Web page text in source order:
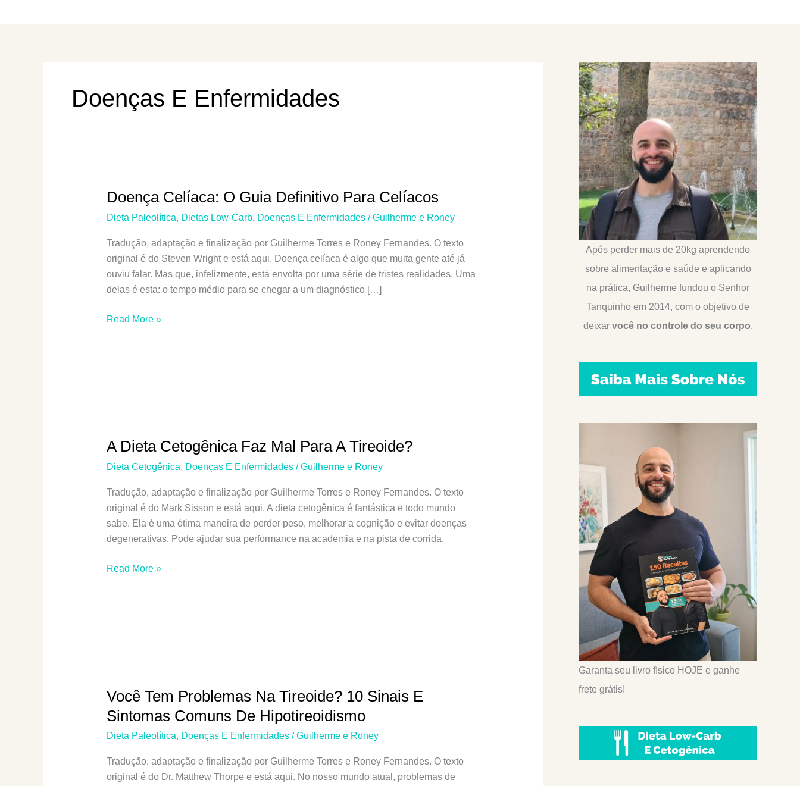
Doenças E Enfermidades
Doença Celíaca: O Guia Definitivo Para Celíacos
Dieta Paleolítica, Dietas Low-Carb, Doenças E Enfermidades/Guilherme e Roney
Tradução, adaptação e finalização por Guilherme Torres e Roney Fernandes. O texto
original é do Steven Wright e está aqui. Doença celíaca é algo que muita gente até já
ouviu falar. Mas que, infelizmente, está envolta por uma série de tristes realidades. Uma
delas é esta: o tempo médio para se chegar a um diagnóstico […]
Doença
Read More »
A Dieta Cetogênica Faz Mal Para A Tireoide?
Dieta Cetogênica, Doenças E Enfermidades/Guilherme e Roney
Tradução, adaptação e finalização por Guilherme Torres e Roney Fernandes. O texto
original é do Mark Sisson e está aqui. A dieta cetogênica é fantástica e todo mundo
sabe. Ela é uma ótima maneira de perder peso, melhorar a cognição e evitar doenças
degenerativas. Pode ajudar sua performance na academia e na pista de corrida.
A
Read More »
Você Tem Problemas Na Tireoide? 10 Sinais E
Sintomas Comuns De Hipotireoidismo
Dieta Paleolítica, Doenças E Enfermidades/Guilherme e Roney
Tradução, adaptação e finalização por Guilherme Torres e Roney Fernandes. O texto
original é do Dr. Matthew Thorpe e está aqui. No nosso mundo atual, problemas de
Após perder mais de 20kg aprendendo
sobre alimentação e saúde e aplicando
na prática, Guilherme fundou o Senhor
Tanquinho em 2014, com o objetivo de
deixar você no controle do seu corpo.
Garanta seu livro físico HOJE e ganhe
frete grátis!